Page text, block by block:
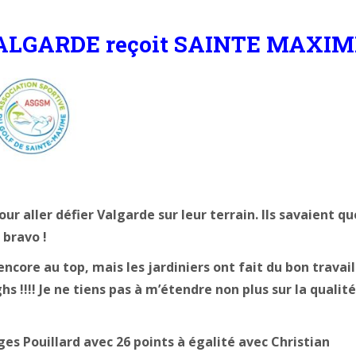
reçoit SAINTE
aller défier Valgarde sur leur terrain. Ils savaient
!
au top, mais les jardiniers ont fait du bon
!!!! Je ne tiens pas à m’étendre non plus sur la
Pouillard avec 26 points à égalité avec Christian